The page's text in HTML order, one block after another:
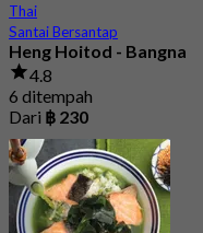
Thai
Santai Bersantap
Heng Hoitod - Bangna
4.8
6 ditempah
Dari ฿ 230